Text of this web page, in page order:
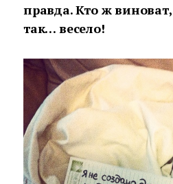
правда. Кто ж
так… весело!